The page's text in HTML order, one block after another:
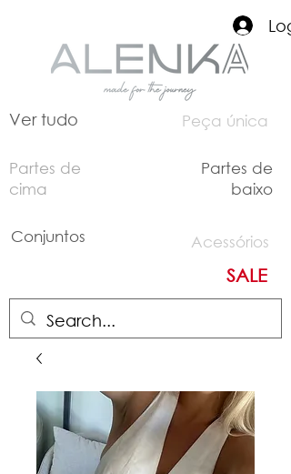
Ver tudo
Partes de
cima
Conjuntos
Peça única
Partes de
baixo
Acessórios
SALE